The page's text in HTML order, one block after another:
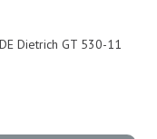
Dietrich GT 530-11